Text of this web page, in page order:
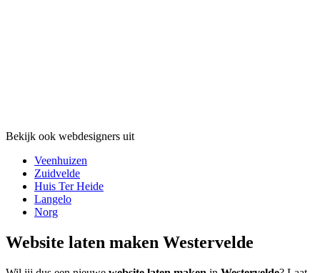
Bekijk ook webdesigners uit
Veenhuizen
Zuidvelde
Huis Ter Heide
Langelo
Norg
Website laten maken Westervelde